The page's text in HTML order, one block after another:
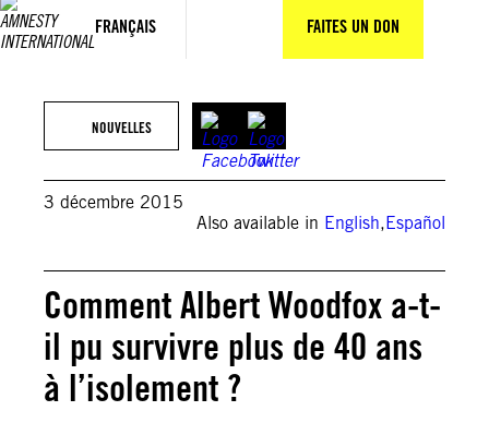
FRANÇAIS FAITES UN DON
NOUVELLES
3 décembre 2015
Also available in English,Español
Comment Albert Woodfox a-t-
il pu survivre plus de 40 ans
à l’isolement ?